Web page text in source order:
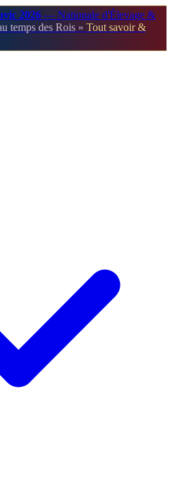
2026 — Nationale d'Élevage &
temps des Rois » Tout savoir &